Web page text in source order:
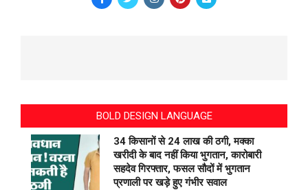
BOLD DESIGN LANGUAGE
34 किसानों से 24 लाख की ठगी, मक्का
खरीदी के बाद नहीं किया भुगतान, कारोबारी
सहदेव गिरफ्तार, फसल सौदों में भुगतान
प्रणाली पर खड़े हुए गंभीर सवाल